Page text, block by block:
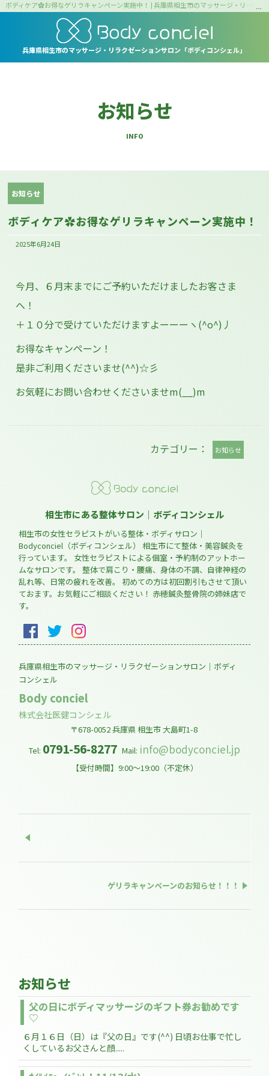
ボディケア✿お得なゲリラキャンペーン実施中！ | 兵庫県相生市のマッサージ・リラクゼーションサロン｜ボディコンシェル
兵庫県相生市のマッサージ・リラクゼーションサロン 「ボディコンシェル」
お知らせ
INFO
お知らせ
ボディケア✿お得なゲリラキャンペーン実施中！
2025年6月24日
今月、６月末までにご予約いただけましたお客さま
へ！
＋１０分で受けていただけますよーーーヽ(^o^)丿
お得なキャンペーン！
是非ご利用くださいませ(^^)☆彡
お気軽にお問い合わせくださいませm(__)m
カテゴリー： お知らせ
相生市にある整体サロン｜ボディコンシェル
相生市の女性セラピストがいる整体・ボディサロン｜
Bodyconciel（ボディコンシェル） 相生市にて整体・美容鍼灸を
行っています。 女性セラピストによる個室・予約制のアットホー
ムなサロンです。 整体で肩こり・腰痛、身体の不調、自律神経の
乱れ等、日常の疲れを改善。 初めての方は初回割引もさせて頂い
ておます。お気軽にご相談ください！ 赤穂鍼灸整骨院の姉妹店で
す。
兵庫県相生市のマッサージ・リラクゼーションサロン｜ボディ
コンシェル
Body conciel
株式会社医健コンシェル
〒678-0052兵庫県相生市大島町1-8
Tel: 0791-56-8277 Mail: info@bodyconciel.jp
【受付時間】9:00～19:00（不定休）
ゲリラキャンペーンのお知らせ！！！
お知らせ
父の日にボディマッサージのギフト券お勧めです
♡
６月１６日（日）は『父の日』です(^^) 日頃お仕事で忙し
くしているお父さんと顔.....